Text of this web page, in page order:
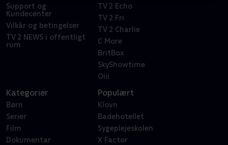
Support og
Kundecenter
Vilkår og betingelser
TV 2 NEWS i offentligt
rum
TV 2 Echo
TV 2 Fri
TV 2 Charlie
C More
BritBox
SkyShowtime
Oiii
Kategorier
Børn
Serier
Film
Dokumentar
Populært
Klovn
Badehotellet
Sygeplejeskolen
X Factor